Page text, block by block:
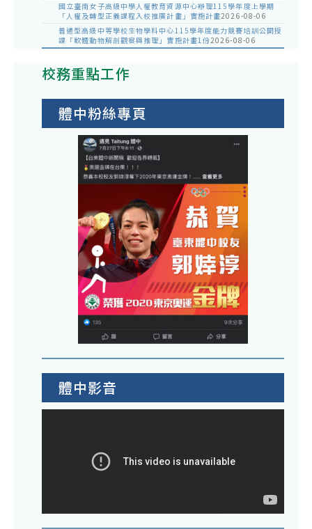
國立臺南女子高級中學人權教育資源中心辦理115學年度上學期
「人權及轉型正義課程入校推廣計畫」實施計畫2026-08-06
普通型高級中等學校生物學科中心115學年度能力競賽培訓公開授
課「軟體動物解剖觀察與推理」實施計畫1份2026-08-06
校務重點工作
體中粉絲專頁
體中影音